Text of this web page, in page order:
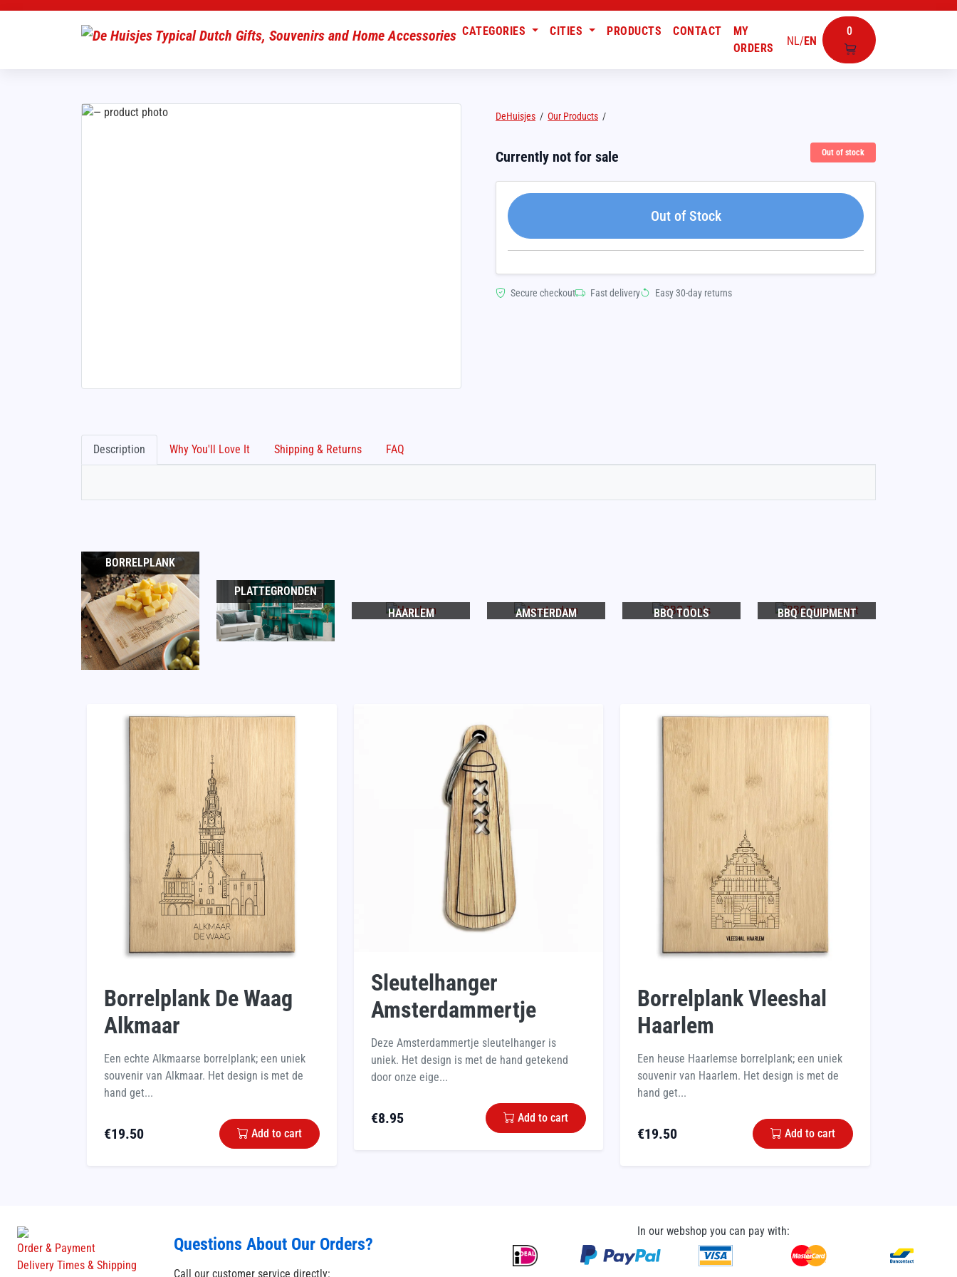
NL/EN
0
CATEGORIES CITIES PRODUCTS CONTACT
MY
ORDERS
DeHuisjes / Our Products /
Currently not for sale Out of stock
Out of Stock
Secure checkout Fast delivery Easy 30-day returns
Description Why You'll Love It Shipping & Returns FAQ
BORRELPLANK
PLATTEGRONDEN
HAARLEM
AMSTERDAM BBQ TOOLS BBQ EQUIPMENT
Borrelplank De Waag
Alkmaar
Een echte Alkmaarse borrelplank; een uniek
souvenir van Alkmaar. Het design is met de
hand get...
€19.50 Add to cart
Sleutelhanger
Amsterdammertje
Deze Amsterdammertje sleutelhanger is
uniek. Het design is met de hand getekend
door onze eige...
€8.95 Add to cart
Borrelplank Vleeshal
Haarlem
Een heuse Haarlemse borrelplank; een uniek
souvenir van Haarlem. Het design is met de
hand get...
€19.50 Add to cart
Order & Payment
Delivery Times & Shipping
Questions About Our Orders?
Call our customer service directly:
In our webshop you can pay with: